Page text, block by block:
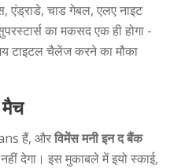
एंड्राडे, चाड गेबल, एलए नाइट
का मकसद एक ही होगा -
टाइटल चैलेंज करने का मौका
हैं, औरविमेंस मनी इन द बैंक
देगा। इस मुकाबले में इयो स्काई,